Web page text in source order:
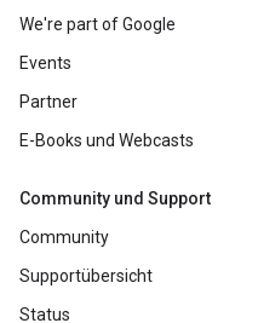
We're part of Google
Events
Partner
E-Books und Webcasts
Community und Support
Community
Supportübersicht
Status